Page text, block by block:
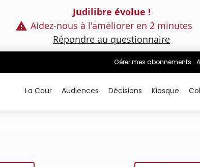
Judilibre évolue !
Aidez-nous à l'améliorer en 2 minutes
Répondre au questionnaire
Gérer mes abonnements
La Cour Audiences Décisions Kiosque